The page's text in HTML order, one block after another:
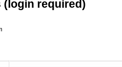
(login required)